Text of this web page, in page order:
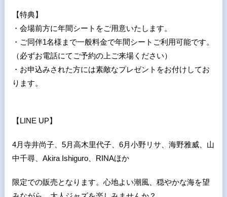
【特典】
・会場前方に年間シートをご用意いたします。
・ご同伴1名様まで一般料金で年間シートご利用可能です。
（必ずお電話にてご予約の上ご来場ください）
・お申込みされた方には素敵なプレゼントをお付けしてお
ります。
【LINE UP】
4月寺井尚子、 5月高木里代子、 6月小野リサ、海野雅威、山
中千尋、 Akira Ishiguro、 RINAほか
限定での販売となります。心地よい潮風、穏やかな海を望